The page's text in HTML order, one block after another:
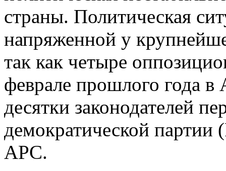
страны. Политическая
напряженной у
так как четыре
феврале прошлого года в
десятки законодателей
демократической партии
APC.